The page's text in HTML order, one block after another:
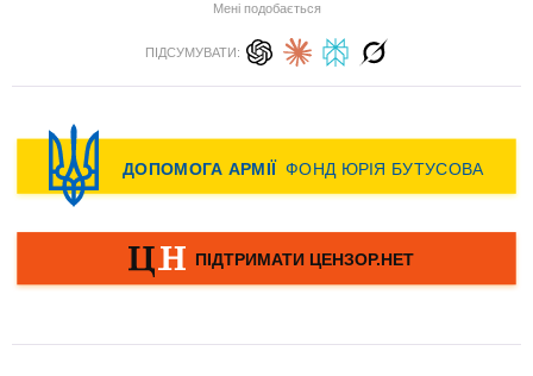
Мені подобається
ПІДСУМУВАТИ: